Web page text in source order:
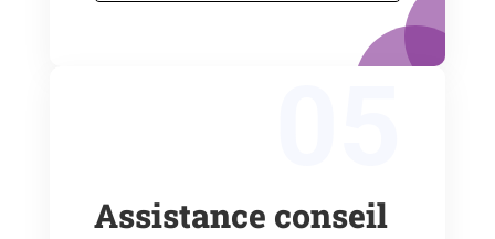
Assistance conseil